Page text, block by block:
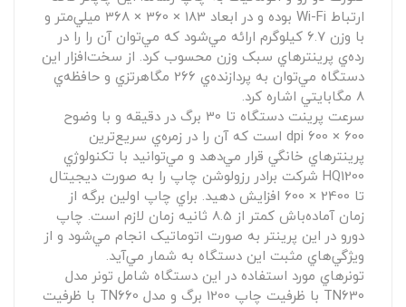
ارتباط Wi-Fi بوده و در ابعاد 183 × 360 × 368 ميلي‌متر و
با وزن 6.7 کيلوگرم ارائه مي‌شود که مي‌توان آن را را در
رده‌ي پرينترهاي سبک وزن محسوب کرد. از سخت‌افزار اين
دستگاه مي‌توان به پردازنده‌ي 266 مگاهرتزي و حافظه‌ي
8 مگابايتي اشاره کرد.
سرعت پرينت دستگاه تا 30 برگ در دقيقه و با وضوح
600 × 600 dpi است که آن را در زمره‌ي سريع‌ترين
پرينترهاي خانگي قرار مي‌دهد و مي‌توانيد با تکنولوژي
HQ1200 شرکت برادر رزولوشن چاپ را به صورت ديجيتال
تا 2400 × 600 افزايش دهيد. براي چاپ اولين برگه از
زمان آماده‌باش کمتر از 8.5 ثانيه زمان لازم است. چاپ
دورو در اين پرينتر به صورت اتوماتيک انجام مي‌شود و از
ويژگي‌هاي مثبت اين دستگاه به شمار مي‌آيد.
تونرهاي مورد استفاده در اين دستگاه شامل تونر مدل
TN630 با ظرفيت چاپ 1200 برگ و مدل TN660 با ظرفيت